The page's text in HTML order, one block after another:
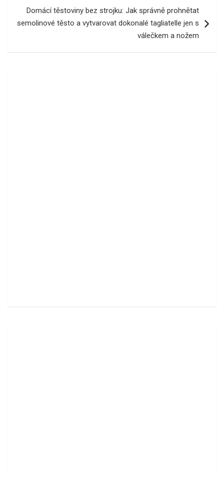
Domácí těstoviny bez strojku: Jak správně prohnětat
semolinové těsto a vytvarovat dokonalé tagliatelle jen s
válečkem a nožem